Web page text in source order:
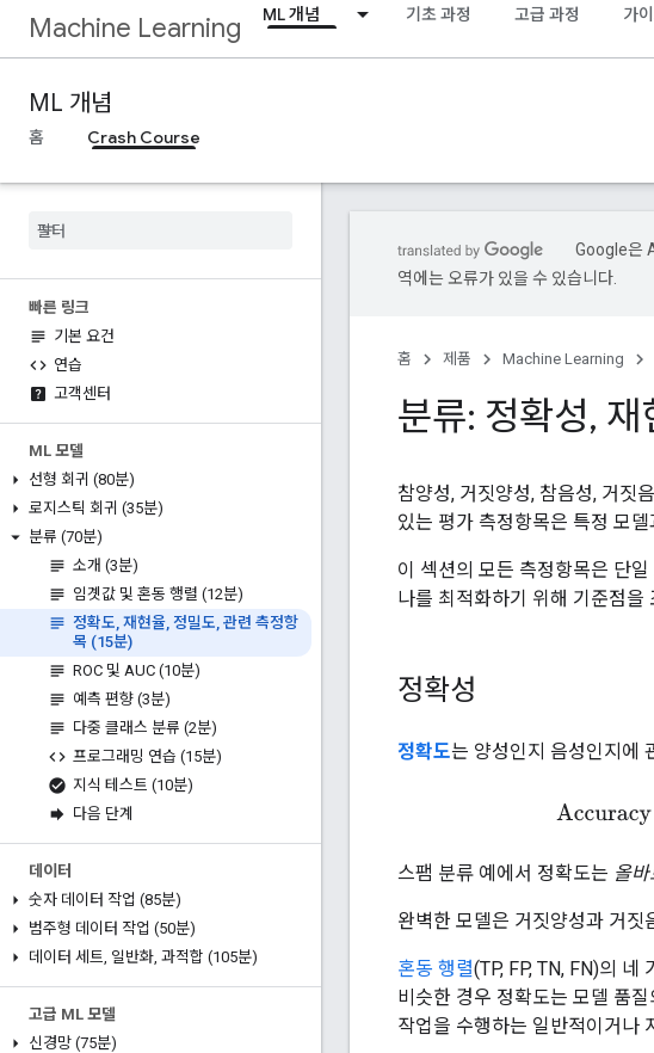
Machine Learning ML 개념 기초 과정 고급 과정 가
ML 개념
홈 Crash Course
빠른 링크
기본 요건
연습
고객센터
ML 모델
선형 회귀 (80분)
로지스틱 회귀 (35분)
분류 (70분)
소개 (3분)
임곗값 및 혼동 행렬 (12분)
정확도, 재현율, 정밀도, 관련 측정항
목 (15분)
ROC 및 AUC (10분)
예측 편향 (3분)
다중 클래스 분류 (2분)
프로그래밍 연습 (15분)
지식 테스트 (10분)
다음 단계
데이터
숫자 데이터 작업 (85분)
범주형 데이터 작업 (50분)
데이터 세트, 일반화, 과적합 (105분)
고급 ML 모델
신경망 (75분)
Google은
역에는 오류가 있을 수 있습니다.
홈 제품 Machine Learning
분류: 정확성, 재
참양성, 거짓양성, 참음성, 거짓
있는 평가 측정항목은 특정 모
이 섹션의 모든 측정항목은 단
나를 최적화하기 위해 기준점을
정확성
정확도는 양성인지 음성인지에
Accuracy
스팸 분류 예에서 정확도는 올
완벽한 모델은 거짓양성과 거
혼동 행렬(TP, FP, TN, FN)의
비슷한 경우 정확도는 모델 품
작업을 수행하는 일반적이거나